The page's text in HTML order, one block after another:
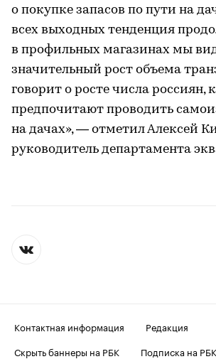
о покупке запасов по пути на
всех выходных тенденция
в профильных магазинах мы
значительный рост объема
говорит о росте числа россиян,
предпочитают проводить
на дачах», — отметил Алексей
руководитель департамента
Контактная информация
Редакция
Скрыть баннеры на РБК
Подписка на РБК